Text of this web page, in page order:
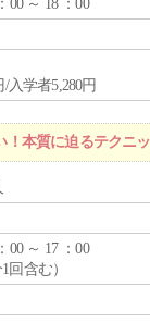
00 ～ 18 ：00
/入学者5,280円
本質に迫るテクニ
00 ～ 17 ：00
回含む）